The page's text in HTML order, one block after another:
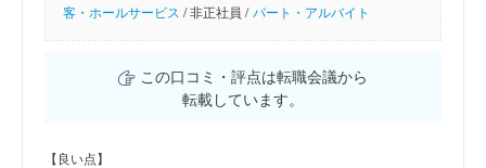
客・ホールサービス /非正社員 / パート・アルバイト
この口コミ・評点は転職会議から
転載しています。
【良い点】